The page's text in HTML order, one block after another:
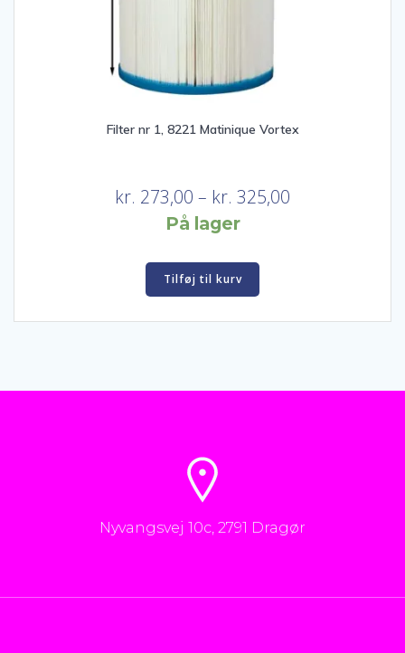
Filter nr 1, 8221 Matinique Vortex
kr. 273,00 – kr. 325,00
På lager
Tilføj til kurv
Nyvangsvej 10c, 2791 Dragør